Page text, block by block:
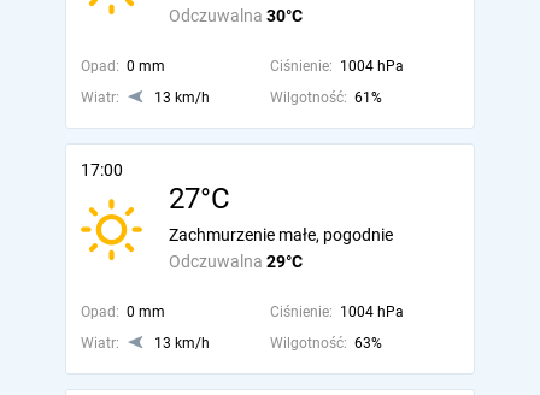
Odczuwalna 30°C
Opad: 0 mm Ciśnienie: 1004 hPa
Wiatr:
13 km/h Wilgotność: 61%
17:00
27°C
Odczuwalna 29°C
Zachmurzenie małe, pogodnie
Opad: 0 mm Ciśnienie: 1004 hPa
Wiatr:
13 km/h Wilgotność: 63%